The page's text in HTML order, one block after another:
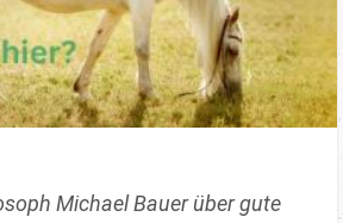
Michael Bauer über gute